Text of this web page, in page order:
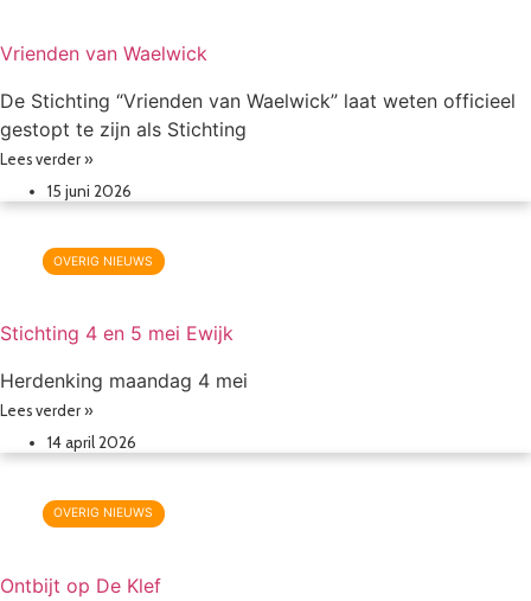
Vrienden van Waelwick
De Stichting “Vrienden van Waelwick” laat weten officieel
gestopt te zijn als Stichting
Lees verder »
15 juni 2026
OVERIG NIEUWS
Stichting 4 en 5 mei Ewijk
Herdenking maandag 4 mei
Lees verder »
14 april 2026
OVERIG NIEUWS
Ontbijt op De Klef